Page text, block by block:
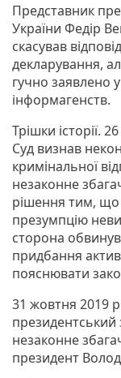
Представник
України Федір
скасував
декларування,
гучно заявлено
інформагенств.
Трішки історії.
Суд визнав
кримінальної
незаконне
рішення тим, що
презумпцію
сторона
придбання
пояснювати
31 жовтня 2019
президентський
незаконне
президент